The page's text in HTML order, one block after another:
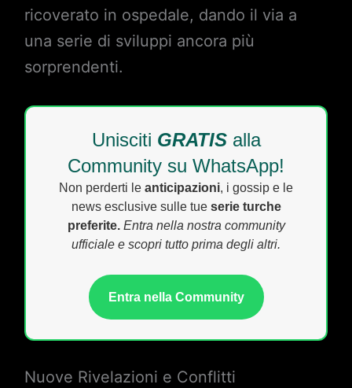
ricoverato in ospedale, dando il via a
una serie di sviluppi ancora più
sorprendenti.
Unisciti GRATISalla
Community su WhatsApp!
Non perderti le anticipazioni, i gossip e le
news esclusive sulle tue serie turche
preferite. Entra nella nostra community
ufficiale e scopri tutto prima degli altri.
Entra nella Community
Nuove Rivelazioni e Conflitti